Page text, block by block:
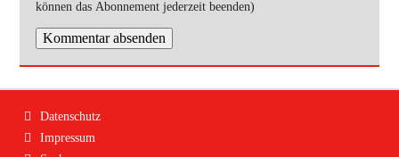
können das Abonnement jederzeit beenden)
Kommentar absenden
Navigation
Datenschutz
Impressum